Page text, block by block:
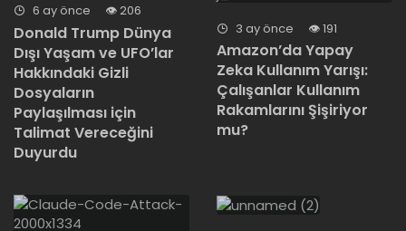
6 ay önce 206
Donald Trump Dünya
Dışı Yaşam ve UFO’lar
Hakkındaki Gizli
Dosyaların
Paylaşılması için
Talimat Vereceğini
Duyurdu
3 ay önce 191
Amazon’da Yapay
Zeka Kullanım Yarışı:
Çalışanlar Kullanım
Rakamlarını Şişiriyor
mu?